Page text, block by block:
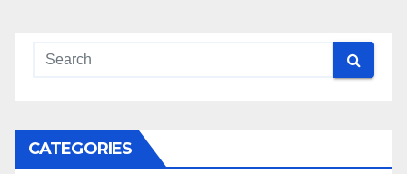
CATEGORIES